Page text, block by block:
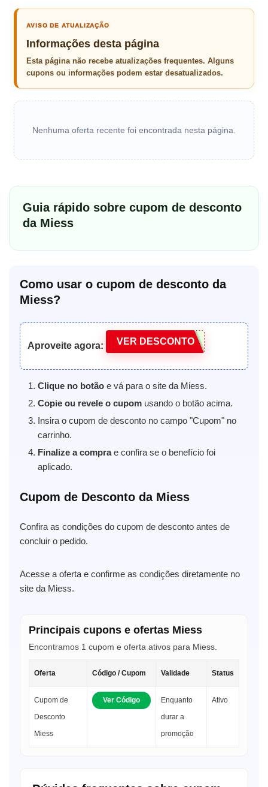
AVISO DE ATUALIZAÇÃO
Informações desta página
Esta página não recebe atualizações frequentes. Alguns
cupons ou informações podem estar desatualizados.
Nenhuma oferta recente foi encontrada nesta página.
Guia rápido sobre cupom de desconto
da Miess
Como usar o cupom de desconto da
Miess?
Aproveite agora: VER DESCONTO
Clique no botão e vá para o site da Miess.
Copie ou revele o cupom usando o botão acima.
Insira o cupom de desconto no campo "Cupom" no
carrinho.
Finalize a comprae confira se o benefício foi
aplicado.
Cupom de Desconto da Miess
Confira as condições do cupom de desconto antes de
concluir o pedido.
Acesse a oferta e confirme as condições diretamente no
site da Miess.
Principais cupons e ofertas Miess
Encontramos 1 cupom e oferta ativos para Miess.
Oferta Código / Cupom Validade Status
Cupom de
Desconto
Miess
Ver Código
Enquanto
durar a
promoção
Ativo